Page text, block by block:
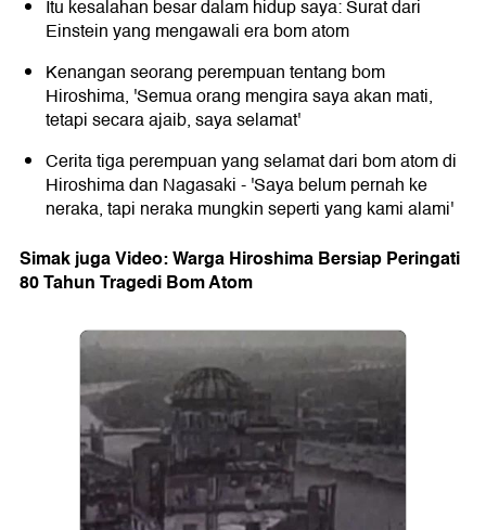
Itu kesalahan besar dalam hidup saya: Surat dari
Einstein yang mengawali era bom atom
Kenangan seorang perempuan tentang bom
Hiroshima, 'Semua orang mengira saya akan mati,
tetapi secara ajaib, saya selamat'
Cerita tiga perempuan yang selamat dari bom atom di
Hiroshima dan Nagasaki - 'Saya belum pernah ke
neraka, tapi neraka mungkin seperti yang kami alami'
Simak juga Video: Warga Hiroshima Bersiap Peringati
80 Tahun Tragedi Bom Atom